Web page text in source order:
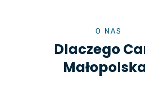
O NAS
Dlaczego